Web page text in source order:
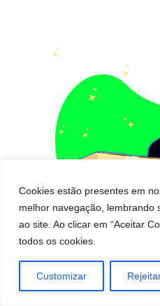
Cookies estão presentes em
melhor navegação, lembrando
ao site. Ao clicar em “Aceitar
todos os cookies.
Customizar
Pedido de cápsula para